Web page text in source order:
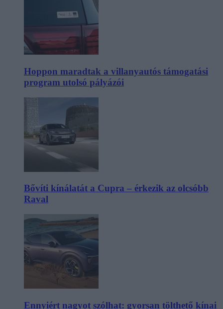
Hoppon maradtak a villanyautós támogatási
program utolsó pályázói
Bővíti kínálatát a Cupra – érkezik az olcsóbb
Raval
Ennyiért nagyot szólhat: gyorsan tölthető kínai